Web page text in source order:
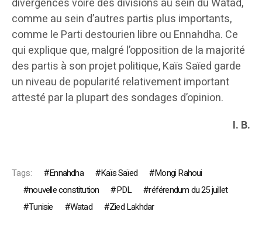
divergences voire des divisions au sein du Watad,
comme au sein d’autres partis plus importants,
comme le Parti destourien libre ou Ennahdha. Ce
qui explique que, malgré l’opposition de la majorité
des partis à son projet politique, Kaïs Saïed garde
un niveau de popularité relativement important
attesté par la plupart des sondages d’opinion.
I. B.
Tags: Ennahdha Kaïs Saïed
Mongi Rahoui
nouvelle constitution
PDL
référendum du 25 juillet
Tunisie
Watad Zied Lakhdar